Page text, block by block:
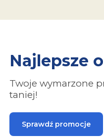
Najlepsze
Twoje wymarzone
taniej!
Sprawdź promocje